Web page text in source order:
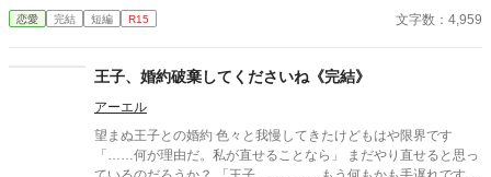
恋愛 完結 短編 R15 文字数：4,959
王子、婚約破棄してくださいね《完結》
アーエル
望まぬ王子との婚約 色々と我慢してきたけどもはや限界です
「……何が理由だ。私が直せることなら」 まだやり直せると思っ